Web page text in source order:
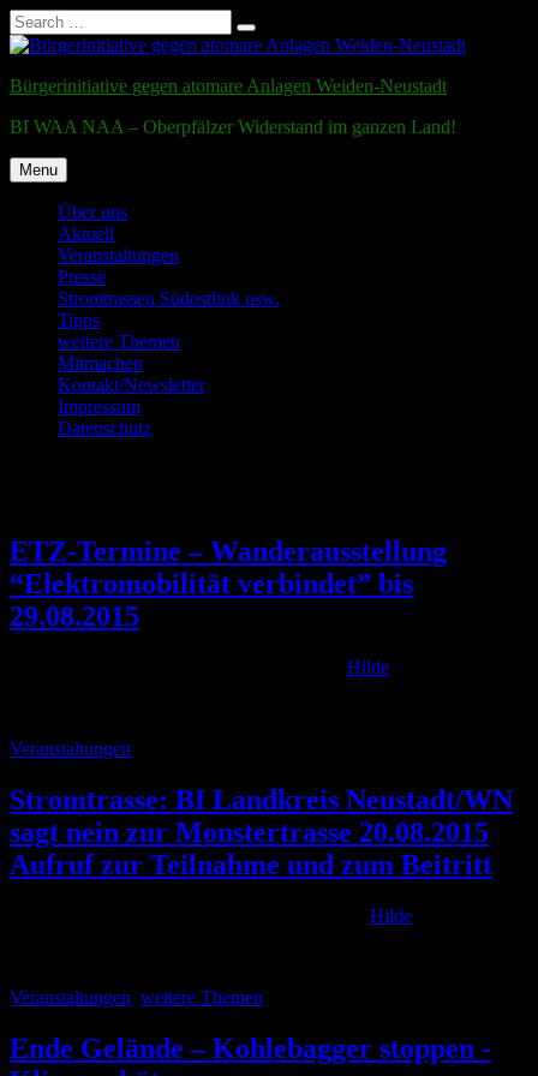
Search
for:
Search
Skip
content
Bürgerinitiative gegen atomare Anlagen Weiden-Neustadt
BI WAA NAA – Oberpfälzer Widerstand im ganzen Land!
Menu
Über uns
Aktuell
Veranstaltungen
Presse
Stromtrassen Südostlink usw.
Tipps
weitere Themen
Mitmachen
Kontakt/Newsletter
Impressum
Datenschutz
ETZ-Termine – Wanderausstellung
“Elektromobilität verbindet” bis
29.08.2015
Hilde
Categories
Veranstaltungen
Stromtrasse: BI Landkreis Neustadt/WN
sagt nein zur Monstertrasse 20.08.2015
Aufruf zur Teilnahme und zum Beitritt
Hilde
Categories
Veranstaltungen weitere Themen
Ende Gelände – Kohlebagger stoppen -